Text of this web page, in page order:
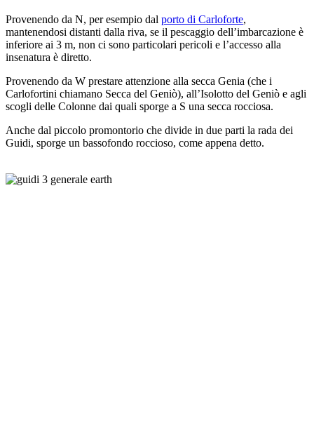
Provenendo da N, per esempio dal porto di Carloforte,
mantenendosi distanti dalla riva, se il pescaggio dell’imbarcazione è
inferiore ai 3 m, non ci sono particolari pericoli e l’accesso alla
insenatura è diretto.
Provenendo da W prestare attenzione alla secca Genia (che i
Carlofortini chiamano Secca del Geniò), all’Isolotto del Geniò e agli
scogli delle Colonne dai quali sporge a S una secca rocciosa.
Anche dal piccolo promontorio che divide in due parti la rada dei
Guidi, sporge un bassofondo roccioso, come appena detto.